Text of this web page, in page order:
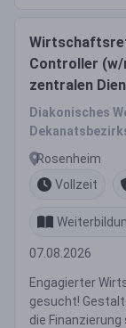
Controller
zentralen
Diakonisches
Rosenheim
Vollzeit
07.08.2026
Engagierter
gesucht!
die